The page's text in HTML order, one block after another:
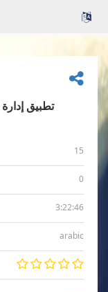
15
0
3:22:46
arabic